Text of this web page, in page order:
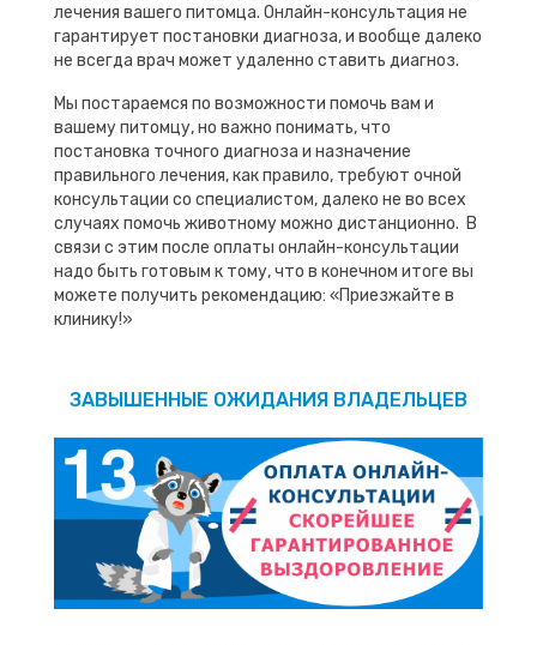
лечения вашего питомца. Онлайн-консультация не
гарантирует постановки диагноза, и вообще далеко
не всегда врач может удаленно ставить диагноз.
Мы постараемся по возможности помочь вам и
вашему питомцу, но важно понимать, что
постановка точного диагноза и назначение
правильного лечения, как правило, требуют очной
консультации со специалистом, далеко не во всех
случаях помочь животному можно дистанционно. В
связи с этим после оплаты онлайн-консультации
надо быть готовым к тому, что в конечном итоге вы
можете получить рекомендацию: «Приезжайте в
клинику!»
ЗАВЫШЕННЫЕ ОЖИДАНИЯ ВЛАДЕЛЬЦЕВ